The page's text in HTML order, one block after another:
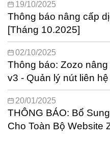
19/10/2025
Thông báo nâng cấp
[Tháng 10.2025]
02/10/2025
Thông báo: Zozo
v3 - Quản lý nút liên
tảng phổ biến nhất
20/01/2025
THÔNG BÁO: Bổ
Cho Toàn Bộ Website